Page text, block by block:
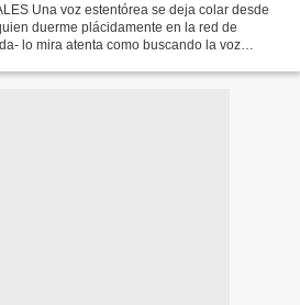
Una voz estentórea se deja colar desde
duerme plácidamente en la red de
lo mira atenta como buscando la voz